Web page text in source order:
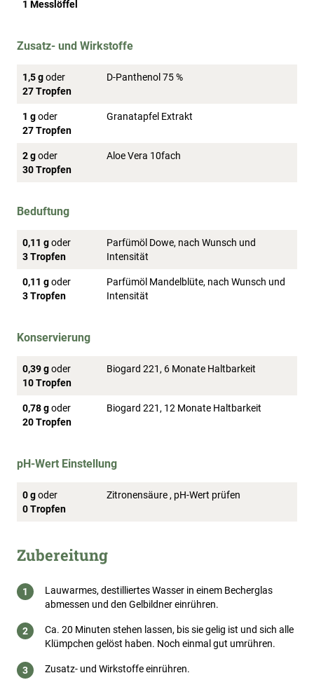
1 Messlöffel
Zusatz- und Wirkstoffe
1,5 goder
27 Tropfen
D-Panthenol 75 %
1 goder
27 Tropfen
Granatapfel Extrakt
2 goder
30 Tropfen
Aloe Vera 10fach
Beduftung
0,11 goder
3 Tropfen
Parfümöl Dowe, nach Wunsch und
Intensität
0,11 goder
3 Tropfen
Parfümöl Mandelblüte, nach Wunsch und
Intensität
Konservierung
0,39 goder
10 Tropfen
Biogard 221, 6 Monate Haltbarkeit
0,78 goder
20 Tropfen
Biogard 221, 12 Monate Haltbarkeit
pH-Wert Einstellung
0 goder
0 Tropfen
Zitronensäure , pH-Wert prüfen
Zubereitung
Lauwarmes, destilliertes Wasser in einem Becherglas
abmessen und den Gelbildner einrühren.
Ca. 20 Minuten stehen lassen, bis sie gelig ist und sich alle
Klümpchen gelöst haben. Noch einmal gut umrühren.
Zusatz- und Wirkstoffe einrühren.